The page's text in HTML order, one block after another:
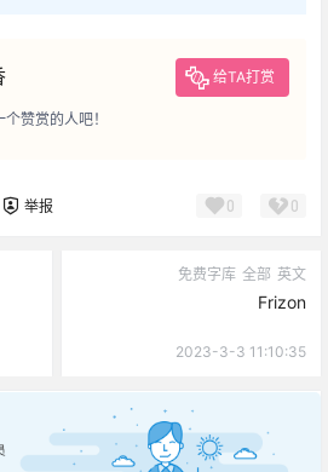
给TA打赏
赞赏的人吧！
举报 0 0
免费字库 全部 英文
Frizon
2023-3-3 11:10:35